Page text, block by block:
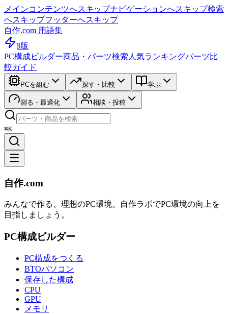
メインコンテンツへスキップナビゲーションへスキップ検索
へスキップフッターへスキップ
自作.com 用語集
β版
PC構成ビルダー商品・パーツ検索 人気ランキングパーツ比
較ガイド
PCを組む 探す・比較 学ぶ
測る・最適化 相談・投稿
⌘K
自作.com
みんなで作る、理想のPC環境。 自作ラボでPC環境の向上を
目指しましょう。
PC構成ビルダー
PC構成をつくる
BTOパソコン
保存した構成
CPU
GPU
メモリ